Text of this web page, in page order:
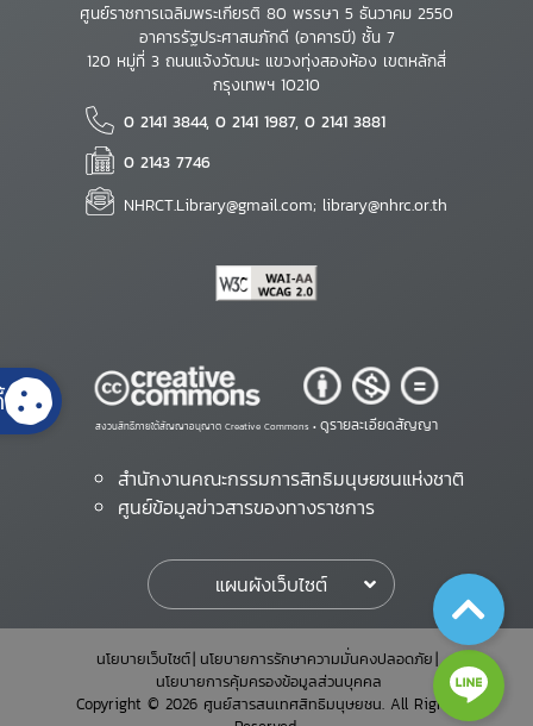
ศูนย์ราชการเฉลิมพระเกียรติ 80 พรรษา 5 ธันวาคม 2550
อาคารรัฐประศาสนภักดี (อาคารบี) ชั้น 7
120 หมู่ที่ 3 ถนนแจ้งวัฒนะ แขวงทุ่งสองห้อง เขตหลักสี่
กรุงเทพฯ 10210
0 2141 3844, 0 2141 1987, 0 2141 3881
0 2143 7746
NHRCT.Library@gmail.com; library@nhrc.or.th
สงวนสิทธิ์ภายใต้สัญญาอนุญาต Creative Commons • ดูรายละเอียดสัญญา
สำนักงานคณะกรรมการสิทธิมนุษยชนแห่งชาติ
ศูนย์ข้อมูลข่าวสารของทางราชการ
แผนผังเว็บไซต์
นโยบายเว็บไซต์ นโยบายการรักษาความมั่นคงปลอดภัย
นโยบายการคุ้มครองข้อมูลส่วนบุคคล
Copyright © 2026 ศูนย์สารสนเทศสิทธิมนุษยชน. All Rights